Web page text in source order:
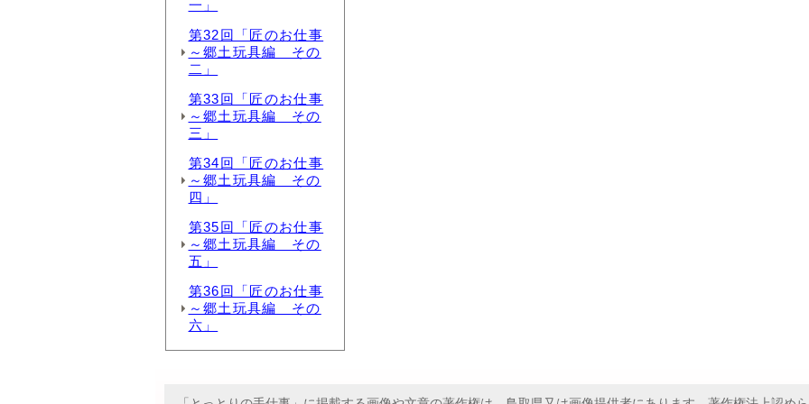
一」
第32回「匠のお仕事
～郷土玩具編 その
二」
第33回「匠のお仕事
～郷土玩具編 その
三」
第34回「匠のお仕事
～郷土玩具編 その
四」
第35回「匠のお仕事
～郷土玩具編 その
五」
第36回「匠のお仕事
～郷土玩具編 その
六」